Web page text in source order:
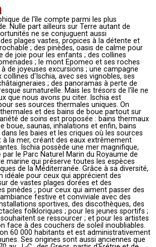
de l'île compte parmi les plus
Nulle part ailleurs sur Terre autant de
ne se conjuguent aussi
plages vastes, propices à la détente et
; des pinèdes, oasis de calme pour
de joie pour les enfants ; des collines
; le mont Epomeo et ses roches
de joyeuses excursions ; une campagne
d'Ischia, avec ses vignobles, ses
; des panoramas à perte de
surnaturelle. Mais les trésors de l'île ne
que nous avons pu citer. Ischia est
ses sources thermales uniques. On
et des bains de boue partout sur
de soins est proposée : bains thermaux
boue, saunas, inhalations et enfin, bains
les baies et les criques où les sources
à la mer, créant des eaux extrêmement
Ischia possède une mer magnifique,
le Parc Naturel Marin du Royaume de
marine qui préserve toutes les espèces
de la Méditerranée. Grâce à sa diversité,
idéale pour ceux qui apprécient des
de vastes plages dorées et des
pinèdes ; pour ceux qui aiment passer des
festive et conviviale avec des
sportives, des discothèques, des
folkloriques ; pour les jeunes sportifs ;
se ressourcer ; et pour les artistes
face à des couchers de soleil inoubliables.
60 000 habitants et est administrativement
Ses origines sont aussi anciennes que